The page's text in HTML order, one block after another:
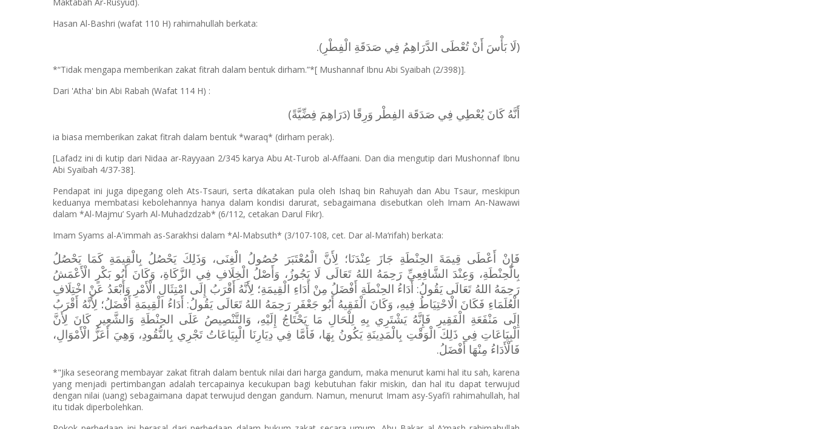
Hasan Al-Bashri (wafat 110 H) rahimahullah berkata:
(لَا بَأْسَ أَنْ تُعْطَى الدَّرَاهِمُ فِي صَدَقَةِ الْفِطْرِ).
*“Tidak mengapa memberikan zakat fitrah dalam bentuk dirham.”*[ Mushannaf Ibnu Abi Syaibah (2/398)].
Dari 'Atha' bin Abi Rabah (Wafat 114 H) :
أَنَّهُ كَانَ ‌يُعْطِي ‌فِي ‌صَدَقَة ‌الفِطْر ‌وَرِقًا (دَرَاهِمَ فِضِّيَّةً)
ia biasa memberikan zakat fitrah dalam bentuk *waraq* (dirham perak).
[Lafadz ini di kutip dari Nidaa ar-Rayyaan 2/345 karya Abu At-Turob al-Affaani. Dan dia mengutip dari Mushonnaf Ibnu
Abi Syaibah 4/37-38].
Pendapat ini juga dipegang oleh Ats-Tsauri, serta dikatakan pula oleh Ishaq bin Rahuyah dan Abu Tsaur, meskipun
keduanya membatasi kebolehannya hanya dalam kondisi darurat, sebagaimana disebutkan oleh Imam An-Nawawi
dalam *Al-Majmu’ Syarh Al-Muhadzdzab* (6/112, cetakan Darul Fikr).
Imam Syams al-A'immah as-Sarakhsi dalam *Al-Mabsuth* (3/107-108, cet. Dar al-Ma‘rifah) berkata:
فَإِنْ أَعْطَى قِيمَةَ الحِنْطَةِ جَازَ عِنْدَنَا؛ لِأَنَّ الْمُعْتَبَرَ حُصُولُ الْغِنَى، وَذَلِكَ يَحْصُلُ بِالْقِيمَةِ كَمَا يَحْصُلُ
بِالْحِنْطَةِ، وَعِنْدَ الشَّافِعِيِّ رَحِمَهُ اللهُ تَعَالَى لَا يَجُوزُ، وَأَصْلُ الْخِلَافِ فِي الزَّكَاةِ، وَكَانَ أَبُو بَكْرٍ الْأَعْمَشُ
رَحِمَهُ اللهُ تَعَالَى يَقُولُ: أَدَاءُ الحِنْطَةِ أَفْضَلُ مِنْ أَدَاءِ الْقِيمَةِ؛ لِأَنَّهُ أَقْرَبُ إِلَى امْتِثَالِ الْأَمْرِ وَأَبْعَدُ عَنْ اخْتِلَافِ
الْعُلَمَاءِ فَكَانَ الْاحْتِيَاطُ فِيهِ، وَكَانَ الْفَقِيهُ أَبُو جَعْفَرٍ رَحِمَهُ اللهُ تَعَالَى يَقُولُ: أَدَاءُ الْقِيمَةِ أَفْضَلُ؛ لِأَنَّهُ أَقْرَبُ
إِلَى مَنْفَعَةِ الْفَقِيرِ فَإِنَّهُ يَشْتَرِي بِهِ لِلْحَالِ مَا يَحْتَاجُ إِلَيْهِ، وَالتَّنْصِيصُ عَلَى الحِنْطَةِ وَالشَّعِيرِ كَانَ لِأَنَّ
الْبِيَاعَاتِ فِي ذَلِكَ الْوَقْتِ بِالْمَدِينَةِ يَكُونُ بِهَا، فَأَمَّا فِي دِيَارِنَا الْبِيَاعَاتُ تَجْرِي بِالنُّقُودِ، وَهِيَ أَعَزُّ الْأَمْوَالِ،
فَالْأَدَاءُ مِنْهَا أَفْضَلُ.
*"Jika seseorang membayar zakat fitrah dalam bentuk nilai dari harga gandum, maka menurut kami hal itu sah, karena
yang menjadi pertimbangan adalah tercapainya kecukupan bagi kebutuhan fakir miskin, dan hal itu dapat terwujud
dengan nilai (uang) sebagaimana dapat terwujud dengan gandum. Namun, menurut Imam asy-Syafi‘i rahimahullah, hal
itu tidak diperbolehkan.